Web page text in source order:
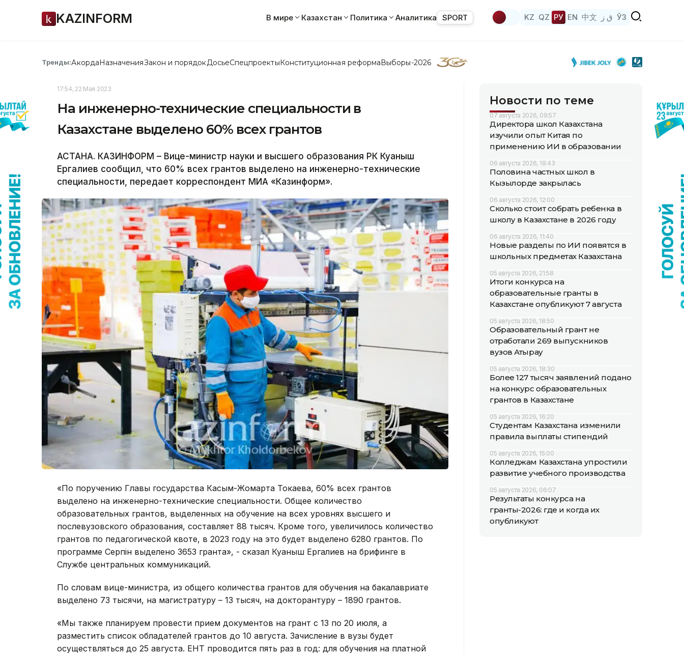
KAZINFORM В мире Казахстан Политика Аналитика SPORT KZ QZ РУ EN 中文 ق ز ЎЗ
Тренды:АкордаНазначенияЗакон и порядок ДосьеСпецпроектыКонституционная реформаВыборы-2026
17:54, 22 Мая 2023
На инженерно-технические специальности в
Казахстане выделено 60% всех грантов
АСТАНА. КАЗИНФОРМ – Вице-министр науки и высшего образования РК Куаныш
Ергалиев сообщил, что 60% всех грантов выделено на инженерно-технические
специальности, передает корреспондент МИА «Казинформ».
«По поручению Главы государства Касым-Жомарта Токаева, 60% всех грантов
выделено на инженерно-технические специальности. Общее количество
образовательных грантов, выделенных на обучение на всех уровнях высшего и
послевузовского образования, составляет 88 тысяч. Кроме того, увеличилось количество
грантов по педагогической квоте, в 2023 году на это будет выделено 6280 грантов. По
программе Серпін выделено 3653 гранта», - сказал Куаныш Ергалиев на брифинге в
Службе центральных коммуникаций.
По словам вице-министра, из общего количества грантов для обучения на бакалавриате
выделено 73 тысячи, на магистратуру – 13 тысяч, на докторантуру – 1890 грантов.
«Мы также планируем провести прием документов на грант с 13 по 20 июля, а
разместить список обладателей грантов до 10 августа. Зачисление в вузы будет
осуществляться до 25 августа. ЕНТ проводится пять раз в год: для обучения на платной
Новости по теме
07 августа 2026, 09:57
Директора школ Казахстана
изучили опыт Китая по
применению ИИ в образовании
06 августа 2026, 19:43
Половина частных школ в
Кызылорде закрылась
06 августа 2026, 12:00
Сколько стоит собрать ребенка в
школу в Казахстане в 2026 году
06 августа 2026, 11:40
Новые разделы по ИИ появятся в
школьных предметах Казахстана
05 августа 2026, 21:58
Итоги конкурса на
образовательные гранты в
Казахстане опубликуют 7 августа
05 августа 2026, 18:50
Образовательный грант не
отработали 269 выпускников
вузов Атырау
05 августа 2026, 18:30
Более 127 тысяч заявлений подано
на конкурс образовательных
грантов в Казахстане
05 августа 2026, 16:20
Студентам Казахстана изменили
правила выплаты стипендий
05 августа 2026, 15:00
Колледжам Казахстана упростили
развитие учебного производства
05 августа 2026, 06:07
Результаты конкурса на
гранты-2026: где и когда их
опубликуют